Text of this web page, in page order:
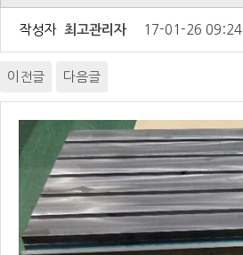
작성자 최고관리자 17-01-26 09:24
이전글 다음글